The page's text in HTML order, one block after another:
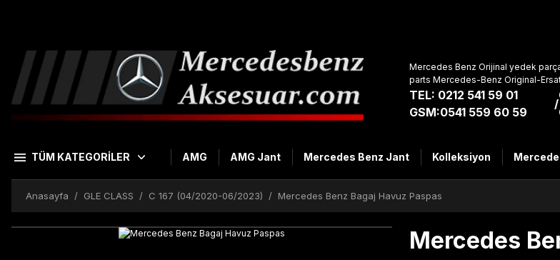
Mercedes Benz Orijinal yedek
TEL: 0212 541 59 01
GSM:0541 559 60 59
/
TÜM KATEGORİLER AMG AMG Jant Mercedes Benz Jant Kolleksiyon
Anasayfa GLE CLASS C 167 (04/2020-06/2023) Mercedes Benz Bagaj Havuz Paspas
Mercedes